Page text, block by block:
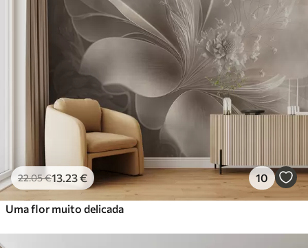
22.05€13 .23€ 10
Uma flor muito delicada